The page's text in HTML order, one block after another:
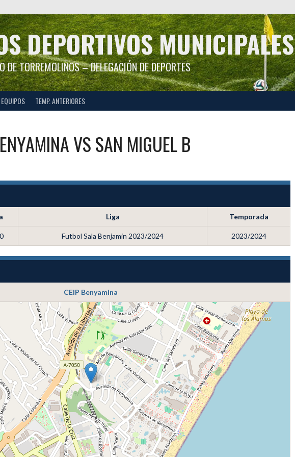
DEPORTIVOS MUNICIPALES
DE TORREMOLINOS – DELEGACIÓN DE DEPORTES
EQUIPOS TEMP. ANTERIORES
VSSAN MIGUEL B
Liga Temporada
Futbol Sala Benjamin 2023/2024 2023/2024
CEIP Benyamina